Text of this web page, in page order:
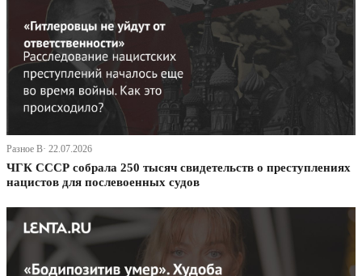
Разное В· 22.07.2026
ЧГК СССР собрала 250 тысяч свидетельств о преступлениях
нацистов для послевоенных судов